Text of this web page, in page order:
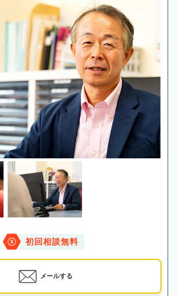
初回相談無料
メールする